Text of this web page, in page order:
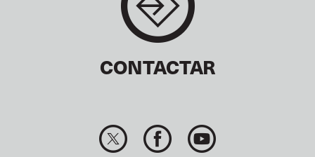
CONTACTAR